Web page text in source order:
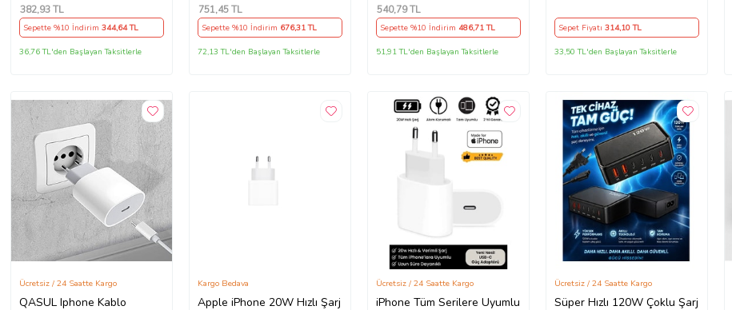
382,93 TL
Sepette %10 İndirim 344,64 TL
36,76 TL'den Başlayan Taksitlerle
751,45 TL
Sepette %10 İndirim 676,31 TL
72,13 TL'den Başlayan Taksitlerle
540,79 TL
Sepette %10 İndirim 486,71 TL
51,91 TL'den Başlayan Taksitlerle
Sepet Fiyatı 314,10 TL
33,50 TL'den Başlayan Taksitlerle
QASUL Iphone Kablo
Ücretsiz / 24 Saatte Kargo
Apple iPhone 20W Hızlı Şarj
Kargo Bedava
iPhone Tüm Serilere Uyumlu
Ücretsiz / 24 Saatte Kargo
Süper Hızlı 120W Çoklu Şarj
Ücretsiz / 24 Saatte Kargo